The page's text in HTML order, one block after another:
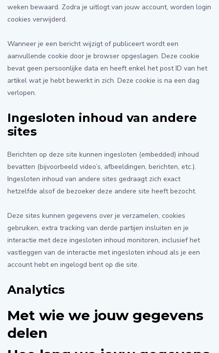
weken bewaard. Zodra je uitlogt van jouw account, worden login
cookies verwijderd.
Wanneer je een bericht wijzigt of publiceert wordt een
aanvullende cookie door je browser opgeslagen. Deze cookie
bevat geen persoonlijke data en heeft enkel het post ID van het
artikel wat je hebt bewerkt in zich. Deze cookie is na een dag
verlopen.
Ingesloten inhoud van andere
sites
Berichten op deze site kunnen ingesloten (embedded) inhoud
bevatten (bijvoorbeeld video’s, afbeeldingen, berichten, etc.).
Ingesloten inhoud van andere sites gedraagt zich exact
hetzelfde alsof de bezoeker deze andere site heeft bezocht.
Deze sites kunnen gegevens over je verzamelen, cookies
gebruiken, extra tracking van derde partijen insluiten en je
interactie met deze ingesloten inhoud monitoren, inclusief het
vastleggen van de interactie met ingesloten inhoud als je een
account hebt en ingelogd bent op die site.
Analytics
Met wie we jouw gegevens
delen